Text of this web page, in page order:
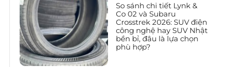
So sánh chi tiết Lynk &
Co 02 và Subaru
Crosstrek 2026: SUV điện
công nghệ hay SUV Nhật
bền bỉ, đâu là lựa chọn
phù hợp?